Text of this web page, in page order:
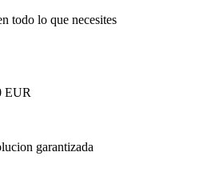
todo lo que necesites
EUR
garantizada